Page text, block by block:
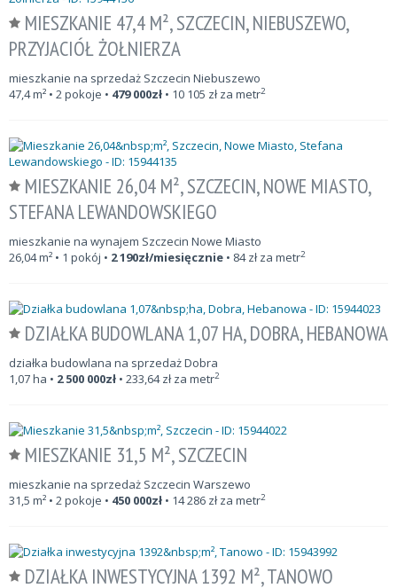
MIESZKANIE 47,4 M², SZCZECIN, NIEBUSZEWO,
PRZYJACIÓŁ ŻOŁNIERZA
mieszkanie na sprzedaż Szczecin Niebuszewo
47,4m² • 2 pokoje • 479 000zł • 10 105 zł za metr2
MIESZKANIE 26,04 M², SZCZECIN, NOWE MIASTO,
STEFANA LEWANDOWSKIEGO
mieszkanie na wynajem Szczecin Nowe Miasto
26,04m² • 1 pokój • 2 190zł/miesięcznie • 84zł za metr2
DZIAŁKA BUDOWLANA 1,07 HA, DOBRA, HEBANOWA
działka budowlana na sprzedaż Dobra
1,07ha • 2 500 000zł • 233,64zł za metr2
MIESZKANIE 31,5 M², SZCZECIN
mieszkanie na sprzedaż Szczecin Warszewo
31,5 m² • 2 pokoje • 450 000zł • 14 286 zł za metr2
DZIAŁKA INWESTYCYJNA 1392 M², TANOWO